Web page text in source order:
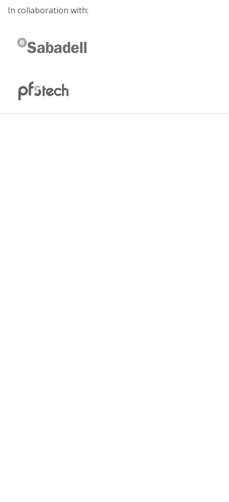
In collaboration with: